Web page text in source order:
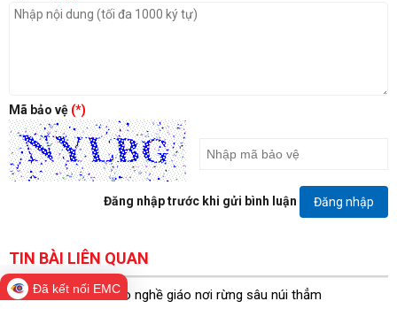
Mã bảo vệ (*)
Đăng nhập trước khi gửi bình luận Đăng nhập
TIN BÀI LIÊN QUAN
"Núi vỡ": Gieo neo nghề giáo nơi rừng sâu núi thẳm
Đã kết nối EMC